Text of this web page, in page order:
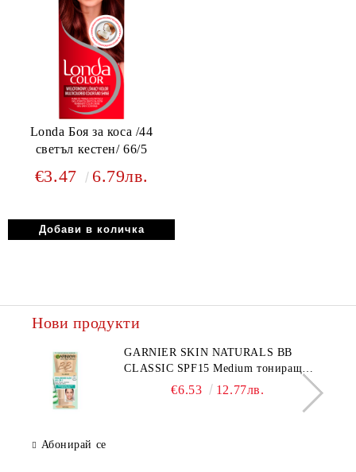
Londa Боя за коса /44
светъл кестен/ 66/5
€3.47 6.79лв.
Нови продукти
GARNIER SKIN NATURALS BB
CLASSIC SPF15 Medium тониращ
дневен крем за лице среден нюанс за
€6.53 12.77лв.
Абонирай се